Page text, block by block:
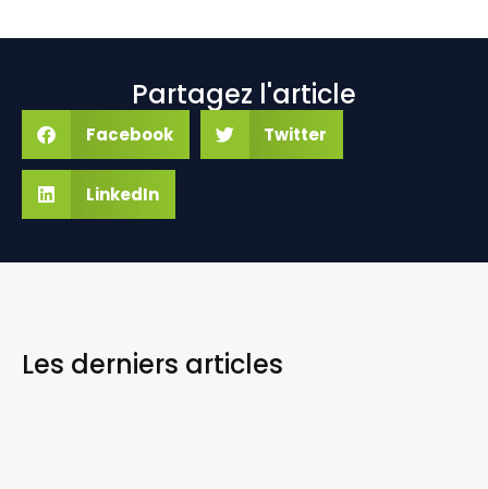
Partagez l'article
Facebook Twitter
LinkedIn
Les derniers articles